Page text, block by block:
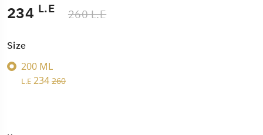
234 L.E 260 L.E
Size
200 ML
L.E 234 260